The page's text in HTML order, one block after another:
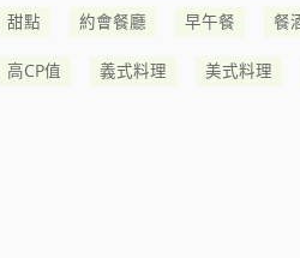
甜點 約會餐廳 早午餐 餐
高CP值 義式料理 美式料理